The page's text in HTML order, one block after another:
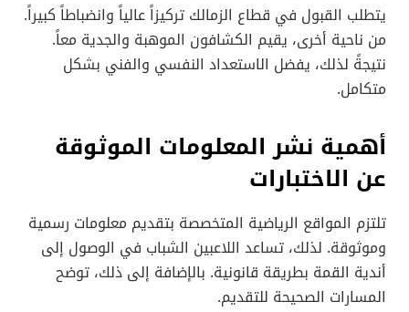
يتطلب القبول في قطاع الزمالك تركيزاً عالياً وانضباطاً كبيراً.
من ناحية أخرى، يقيم الكشافون الموهبة والجدية معاً.
نتيجةً لذلك، يفضل الاستعداد النفسي والفني بشكل
متكامل.
أهمية نشر المعلومات الموثوقة
عن الاختبارات
تلتزم المواقع الرياضية المتخصصة بتقديم معلومات رسمية
وموثوقة. لذلك، تساعد اللاعبين الشباب في الوصول إلى
أندية القمة بطريقة قانونية. بالإضافة إلى ذلك، توضح
المسارات الصحيحة للتقديم.